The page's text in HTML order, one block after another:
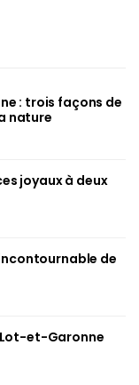
: trois façons de
nature
joyaux à deux
de
et-Garonne